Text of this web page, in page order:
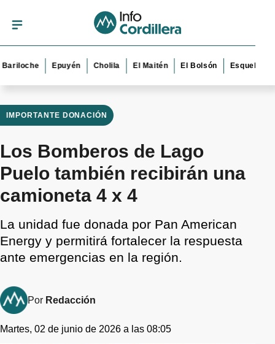
Epuyén Cholila El Maitén El Bolsón Esquel
IMPORTANTE DONACIÓN
Los Bomberos de Lago
Puelo también recibirán una
camioneta 4 x 4
La unidad fue donada por Pan American
Energy y permitirá fortalecer la respuesta
ante emergencias en la región.
Por Redacción
Martes, 02 de junio de 2026 a las 08:05